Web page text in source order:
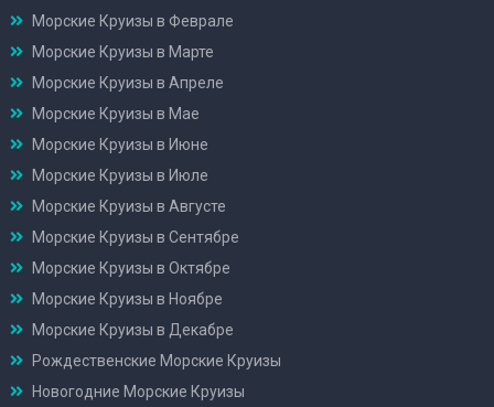
Морские Круизы в Феврале
Морские Круизы в Марте
Морские Круизы в Апреле
Морские Круизы в Мае
Морские Круизы в Июне
Морские Круизы в Июле
Морские Круизы в Августе
Морские Круизы в Сентябре
Морские Круизы в Октябре
Морские Круизы в Ноябре
Морские Круизы в Декабре
Рождественские Морские Круизы
Новогодние Морские Круизы